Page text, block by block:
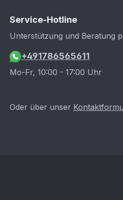
Service-Hotline
Unterstützung und Beratung
+491786565611
Mo-Fr, 10:00 - 17:00 Uhr
Oder über unser